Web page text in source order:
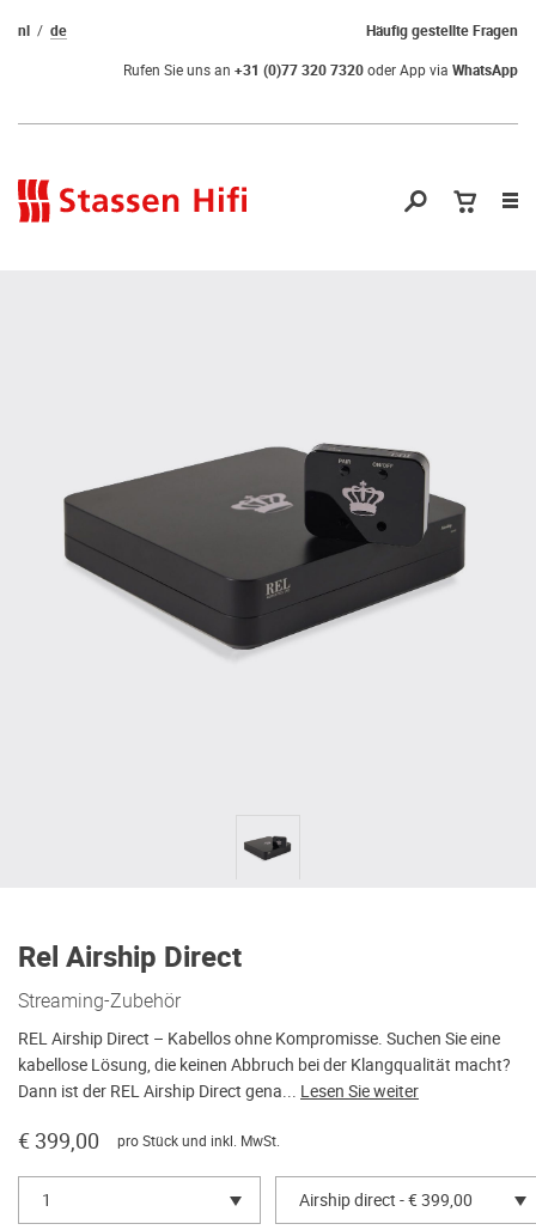
Häufig gestellte Fragen
nl de
Rufen Sie uns an +31 (0)77 320 7320oder App via WhatsApp
Rel Airship Direct
Streaming-Zubehör
REL Airship Direct – Kabellos ohne Kompromisse. Suchen Sie eine
kabellose Lösung, die keinen Abbruch bei der Klangqualität macht?
Dann ist der REL Airship Direct gena... Lesen Sie weiter
€ 399,00 pro Stück und inkl. MwSt.
1 Airship direct - € 399,00